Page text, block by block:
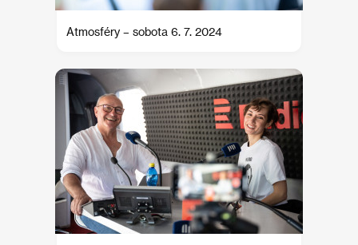
Atmosféry – sobota 6. 7. 2024